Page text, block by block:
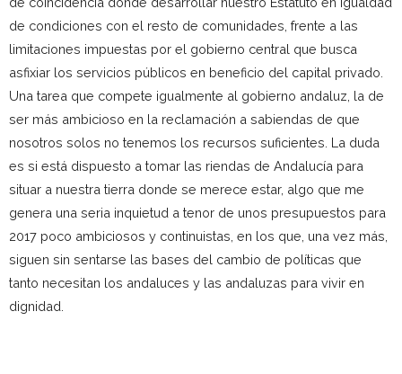
de condiciones con el resto de comunidades, frente a las
limitaciones impuestas por el gobierno central que busca
asfixiar los servicios públicos en beneficio del capital privado.
Una tarea que compete igualmente al gobierno andaluz, la de
ser más ambicioso en la reclamación a sabiendas de que
nosotros solos no tenemos los recursos suficientes. La duda
es si está dispuesto a tomar las riendas de Andalucía para
situar a nuestra tierra donde se merece estar, algo que me
genera una seria inquietud a tenor de unos presupuestos para
2017 poco ambiciosos y continuistas, en los que, una vez más,
siguen sin sentarse las bases del cambio de políticas que
tanto necesitan los andaluces y las andaluzas para vivir en
dignidad.